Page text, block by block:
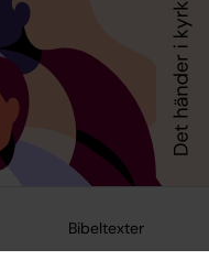
Bibeltexter